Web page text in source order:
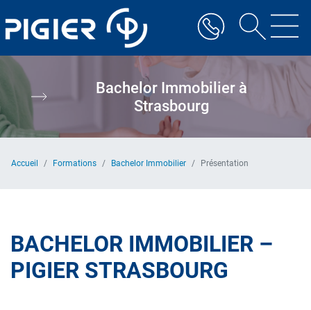
au
contenu
Bachelor Immobilier à
Strasbourg
Accueil Formations Bachelor Immobilier Présentation
BACHELOR IMMOBILIER –
PIGIER STRASBOURG